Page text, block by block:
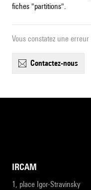
fiches "partitions".
Vous constatez une erreur
contactez-nous
IRCAM
1, place Igor-Stravinsky